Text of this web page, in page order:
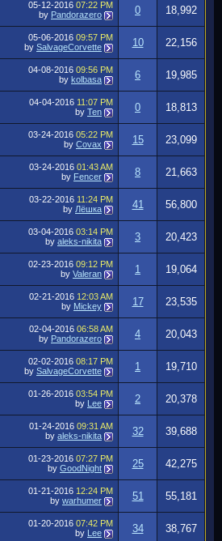
05-12-2016 07:22 PM
by Pandorazero 0 18,992
05-06-2016 09:57 PM
by SalvageCorvette 10 22,156
04-08-2016 09:56 PM
by kolbasa 6 19,985
04-04-2016 11:07 PM
by Ten 0 18,813
03-24-2016 05:22 PM
by Covax 15 23,099
03-24-2016 01:43 AM
by Fencer 8 21,663
03-22-2016 11:24 PM
by Лёшка 41 56,800
03-04-2016 03:14 PM
by aleks-nikita 3 20,423
02-23-2016 09:12 PM
by Valeran 1 19,064
02-21-2016 12:03 AM
by Mickey 17 23,535
02-04-2016 06:58 AM
by Pandorazero 4 20,043
02-02-2016 08:17 PM
by SalvageCorvette 1 19,710
01-26-2016 03:54 PM
by Lee 2 20,378
01-24-2016 09:31 AM
by aleks-nikita 32 39,688
01-23-2016 07:27 PM
by GoodNight 25 42,275
01-21-2016 12:24 PM
by warhumer 51 55,181
01-20-2016 07:42 PM
by Lee 34 38,767